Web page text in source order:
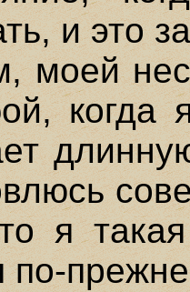
и это
моей
когда
я
по-